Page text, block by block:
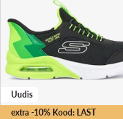
extra -10% Kood: LAST
Uudis